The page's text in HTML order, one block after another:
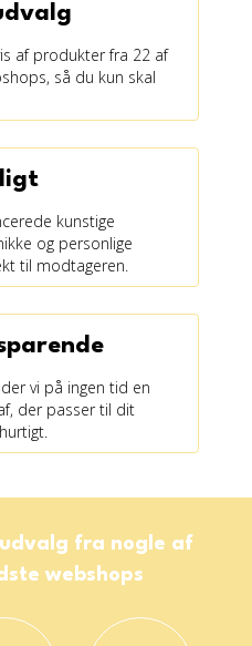
af produkter fra 22 af
så du kun skal
kunstige
og personlige
til modtageren.
vi på ingen tid en
der passer til dit
fra nogle af
webshops